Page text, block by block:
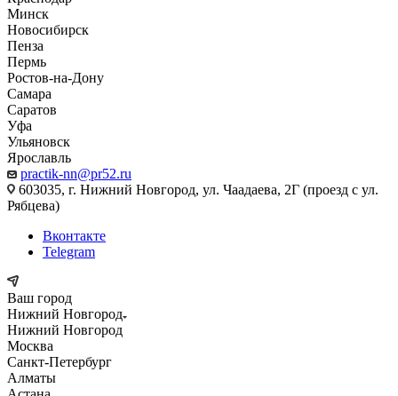
Минск
Новосибирск
Пенза
Пермь
Ростов-на-Дону
Самара
Саратов
Уфа
Ульяновск
Ярославль
practik-nn@pr52.ru
603035, г. Нижний Новгород, ул. Чаадаева, 2Г (проезд с ул.
Рябцева)
Вконтакте
Telegram
Ваш город
Нижний Новгород
Нижний Новгород
Москва
Санкт-Петербург
Алматы